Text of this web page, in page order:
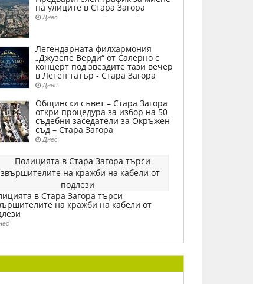
на улиците в Стара Загора
Днес
Легендарната филхармония
„Джузепе Верди“ от Салерно с
концерт под звездите тази вечер
в Летен татър - Стара Загора
Днес
Общински съвет – Стара Загора
откри процедура за избор на 50
съдебни заседатели за Окръжен
съд – Стара Загора
Днес
в Стара Загора търси
на кражби на кабели от